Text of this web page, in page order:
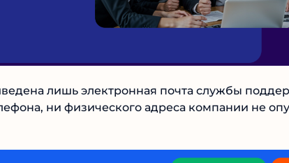
лишь электронная почта службы
ни физического адреса компании не